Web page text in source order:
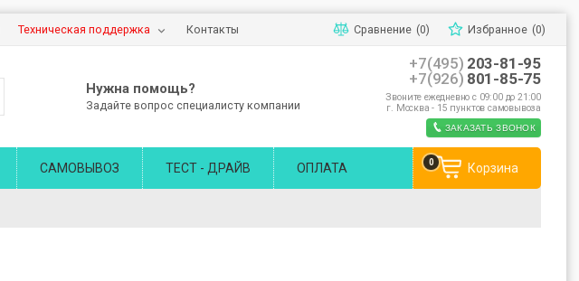
Техническая поддержка Контакты Сравнение (0) Избранное (0)
Нужна помощь?
Задайте вопрос специалисту компании
+7(495) 203-81-95
+7(926) 801-85-75
Звоните ежедневно с 09:00 до 21:00
г. Москва - 15 пунктов самовывоза
ЗАКАЗАТЬ ЗВОНОК
САМОВЫВОЗ ТЕСТ - ДРАЙВ ОПЛАТА Корзина
0